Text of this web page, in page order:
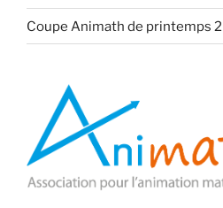
Coupe Animath de printemps